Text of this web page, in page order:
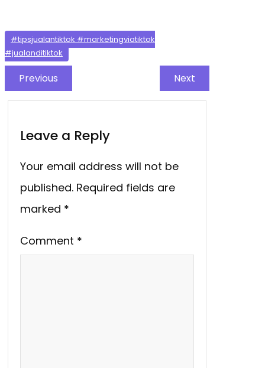
#tipsjualantiktok #marketingviatiktok
#jualanditiktok
Previous Next
Leave a Reply
Your email address will not be
published. Required fields are
marked *
Comment *